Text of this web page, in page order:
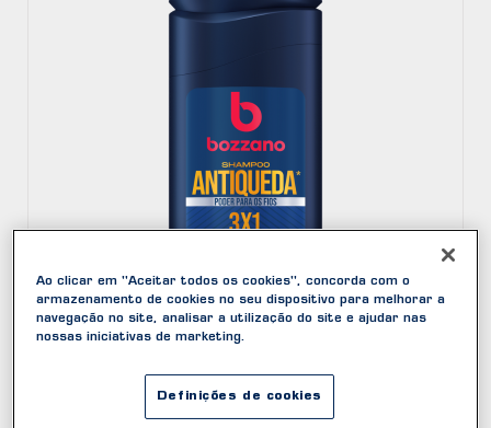
Ao clicar em "Aceitar todos os cookies", concorda com o
armazenamento de cookies no seu dispositivo para melhorar a
navegação no site, analisar a utilização do site e ajudar nas
nossas iniciativas de marketing.
Definições de cookies